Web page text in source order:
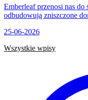
Emberleaf przenosi nas
odbudowują zniszczone
25-06-2026
Wszystkie wpisy